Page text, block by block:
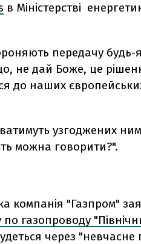
в Міністерстві
передачу
не дай Боже, це
до наших
узгоджених
можна говорити?".
компанія "Газпром"
газопроводу
через